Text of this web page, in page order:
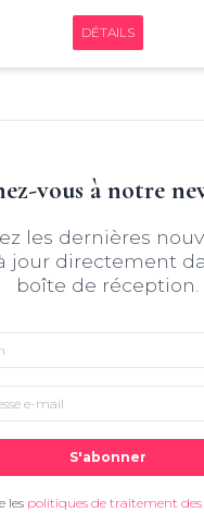
DÉTAILS
vous à notre
les dernières
jour directement
boîte de réception.
S'abonner
les politiques de traitement des